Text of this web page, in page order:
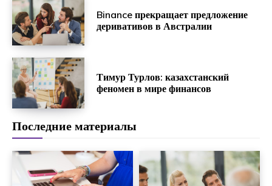
Binance прекращает предложение
деривативов в Австралии
Тимур Турлов: казахстанский
феномен в мире финансов
Последние материалы